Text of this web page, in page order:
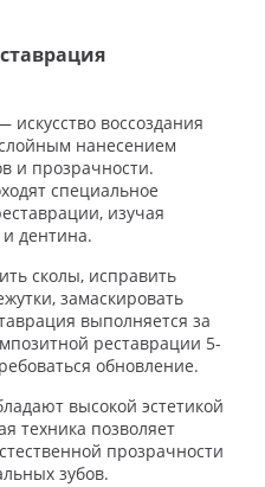
воссоздания
нанесением
и прозрачности.
специальное
изучая
дентина.
сколы, исправить
замаскировать
выполняется за
реставрации 5-
обновление.
высокой эстетикой
техника позволяет
прозрачности
зубов.